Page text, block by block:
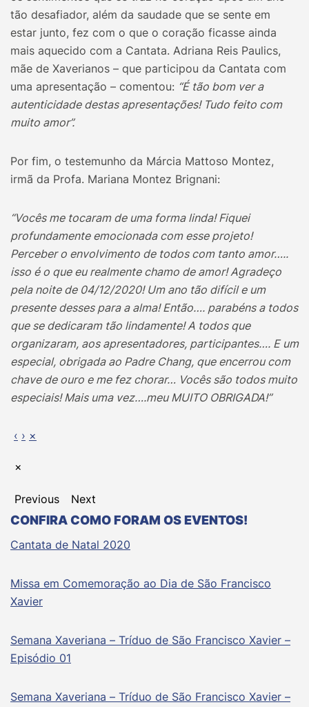
tão desafiador, além da saudade que se sente em
estar junto, fez com o que o coração ficasse ainda
mais aquecido com a Cantata. Adriana Reis Paulics,
mãe de Xaverianos – que participou da Cantata com
uma apresentação – comentou: ​“É tão bom ver a
autenticidade destas apresentações! Tudo feito com
muito amor”.
Por fim, o testemunho da Márcia Mattoso Montez,
irmã da Profa. Mariana Montez Brignani:
“Vocês me tocaram de uma forma linda! Fiquei
profundamente emocionada com esse projeto!
Perceber o envolvimento de todos com tanto amor…..
isso é o que eu realmente chamo de amor! Agradeço
pela noite de 04/12/2020! Um ano tão difícil e um
presente desses para a alma! Então…. parabéns a todos
que se dedicaram tão lindamente! A todos que
organizaram, aos apresentadores, participantes…. E um
especial, obrigada ao Padre Chang, que encerrou com
chave de ouro e me fez chorar… Vocês são todos muito
especiais! Mais uma vez….meu MUITO OBRIGADA!”
‹ › ×
×
Previous Next
CONFIRA COMO FORAM OS EVENTOS!
Cantata de Natal 2020
Missa em Comemoração ao Dia de São Francisco
Xavier
Semana Xaveriana – Tríduo de São Francisco Xavier –
Episódio 01
Semana Xaveriana – Tríduo de São Francisco Xavier –